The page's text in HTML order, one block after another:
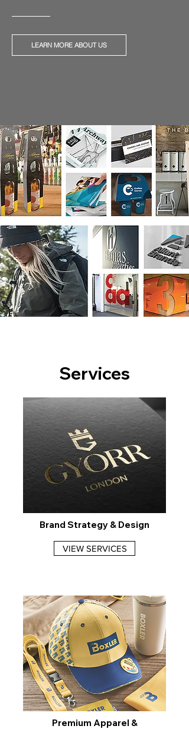
LEARN MORE ABOUT US
Services
Brand Strategy & Design
VIEW SERVICES
Premium Apparel &